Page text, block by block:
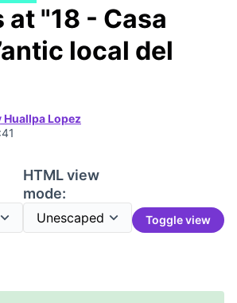
at "18 - Casa
local del
Huallpa Lopez
HTML view
mode:
Toggle view